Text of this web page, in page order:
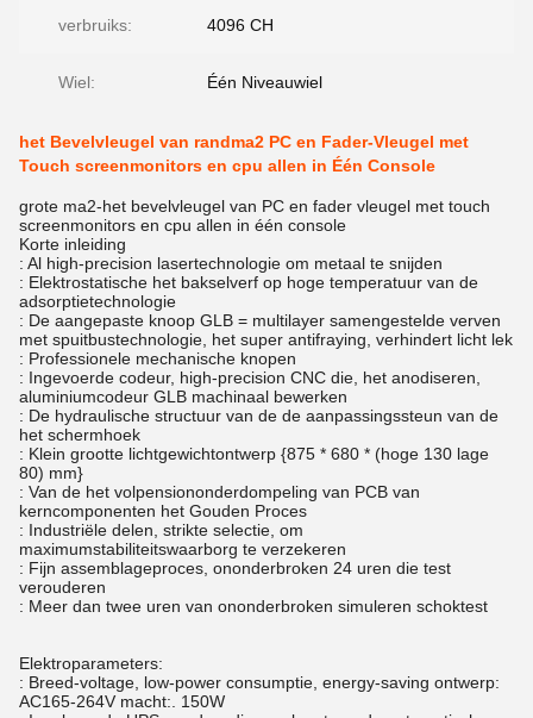
verbruiks: 4096 CH
Wiel: Één Niveauwiel
het Bevelvleugel van randma2 PC en Fader-Vleugel met
Touch screenmonitors en cpu allen in Één Console
grote ma2-het bevelvleugel van PC en fader vleugel met touch
screenmonitors en cpu allen in één console
Korte inleiding
: Al high-precision lasertechnologie om metaal te snijden
: Elektrostatische het bakselverf op hoge temperatuur van de
adsorptietechnologie
: De aangepaste knoop GLB = multilayer samengestelde verven
met spuitbustechnologie, het super antifraying, verhindert licht lek
: Professionele mechanische knopen
: Ingevoerde codeur, high-precision CNC die, het anodiseren,
aluminiumcodeur GLB machinaal bewerken
: De hydraulische structuur van de de aanpassingssteun van de
het schermhoek
: Klein grootte lichtgewichtontwerp {875 * 680 * (hoge 130 lage
80) mm}
: Van de het volpensiononderdompeling van PCB van
kerncomponenten het Gouden Proces
: Industriële delen, strikte selectie, om
maximumstabiliteitswaarborg te verzekeren
: Fijn assemblageproces, ononderbroken 24 uren die test
verouderen
: Meer dan twee uren van ononderbroken simuleren schoktest
Elektroparameters:
: Breed-voltage, low-power consumptie, energy-saving ontwerp:
AC165-264V macht:. 150W